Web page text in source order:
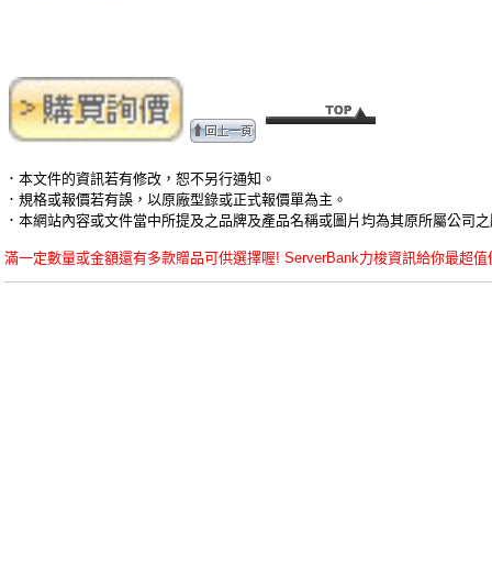
．本文件的資訊若有修改，恕不另行通知。
．規格或報價若有誤，以原廠型錄或正式報價單為主。
．本網站內容或文件當中所提及之品牌及產品名稱或圖片均為其原所屬公司
滿一定數量或金額還有多款贈品可供選擇喔! ServerBank力梭資訊給你最超